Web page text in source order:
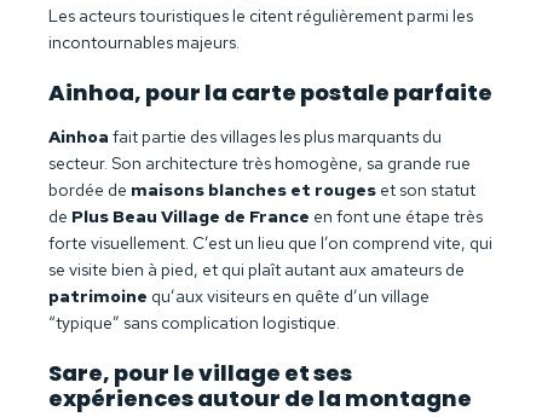
Les acteurs touristiques le citent régulièrement parmi les
incontournables majeurs.
Ainhoa, pour la carte postale parfaite
Ainhoa fait partie des villages les plus marquants du
secteur. Son architecture très homogène, sa grande rue
bordée de maisons blanches et rouges et son statut
de Plus Beau Village de France en font une étape très
forte visuellement. C’est un lieu que l’on comprend vite, qui
se visite bien à pied, et qui plaît autant aux amateurs de
patrimoine qu’aux visiteurs en quête d’un village
“typique” sans complication logistique.
Sare, pour le village et ses
expériences autour de la montagne